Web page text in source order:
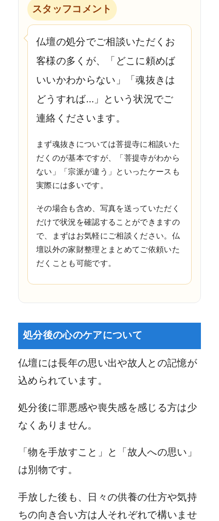
スタッフコメント
仏壇の処分でご相談いただくお
客様の多くが、「どこに頼めば
いいかわからない」「魂抜きは
どうすれば…」という状況でご
連絡くださいます。
まず魂抜きについては菩提寺に相談いた
だくのが基本ですが、「菩提寺がわから
ない」「宗派が違う」といったケースも
実際には多いです。
その場合も含め、写真を送っていただく
だけで状況を確認することができますの
で、まずはお気軽にご相談ください。仏
壇以外の家財整理とまとめてご依頼いた
だくことも可能です。
処分後の心のケアについて
仏壇には長年の思い出や故人との記憶が
込められています。
処分後に罪悪感や喪失感を感じる方は少
なくありません。
「物を手放すこと」と「故人への思い」
は別物です。
手放した後も、日々の供養の仕方や気持
ちの向き合い方は人それぞれで構いませ